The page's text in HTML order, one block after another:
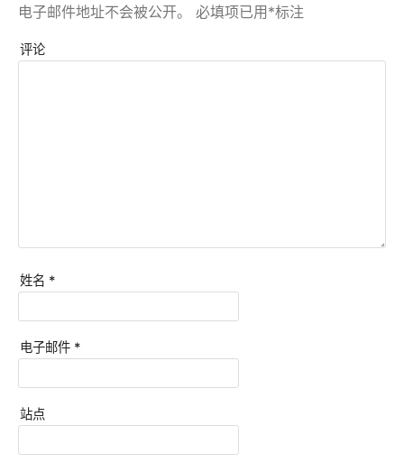
电子邮件地址不会被公开。 必填项已用 *标注
评论
姓名 *
电子邮件 *
站点